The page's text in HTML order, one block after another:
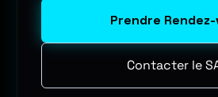
Prendre
Contacter le